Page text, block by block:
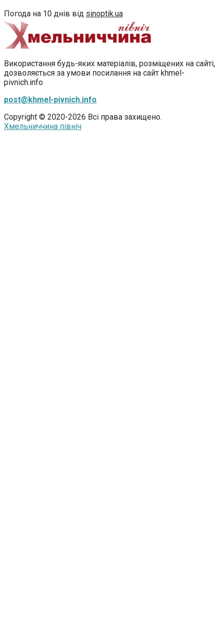
Погода на 10 днів від sinoptik.ua
Використання будь-яких матеріалів, розміщених на сайті,
дозволяється за умови посилання на сайт khmel-
pivnich.info
post@khmel-pivnich.info
Copyright © 2020-2026 Всі права захищено.
Хмельниччина північ